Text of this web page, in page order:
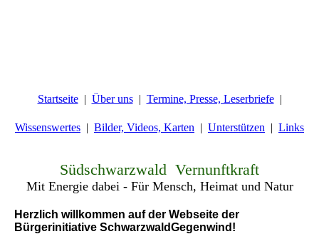
Startseite Über uns Termine, Presse, Leserbriefe
Wissenswertes Bilder, Videos, Karten Unterstützen Links
Südschwarzwald Vernunftkraft
Mit Energie dabei - Für Mensch, Heimat und Natur
Herzlich willkommen auf der Webseite der
Bürgerinitiative SchwarzwaldGegenwind!